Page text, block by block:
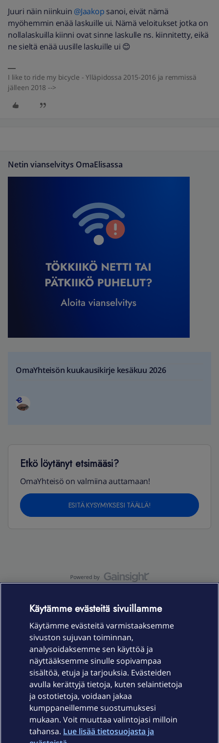
Juuri näin niinkuin ​ @Jaakop sanoi, eivät nämä
myöhemmin enää laskuille ui. Nämä veloitukset jotka on
nollalaskuilla kiinni ovat sinne laskulle ns. kiinnitetty, eikä
ne sieltä enää uusille laskuille ui 😊
I like to ride my bicycle - Ylläpidossa 2015-2016 ja remmissä
jälleen 2018 -->
Netin vianselvitys OmaElisassa
OmaYhteisön kuukausikirje kesäkuu 2026
Etkö löytänyt etsimääsi?
OmaYhteisö on valmiina auttamaan!
ESITÄ KYSYMYKSESI TÄÄLLÄ!
Laitteet & liittymät
Palvelut
Ajankohtaista
Käytämme evästeitä sivuillamme
Käytämme evästeitä varmistaaksemme
sivuston sujuvan toiminnan,
analysoidaksemme sen käyttöä ja
näyttääksemme sinulle sopivampaa
sisältöä, etuja ja tarjouksia. Evästeiden
avulla kerättyjä tietoja, kuten selaintietoja
ja ostotietoja, voidaan jakaa
kumppaneillemme suostumuksesi
mukaan. Voit muuttaa valintojasi milloin
tahansa. Lue lisää tietosuojasta ja